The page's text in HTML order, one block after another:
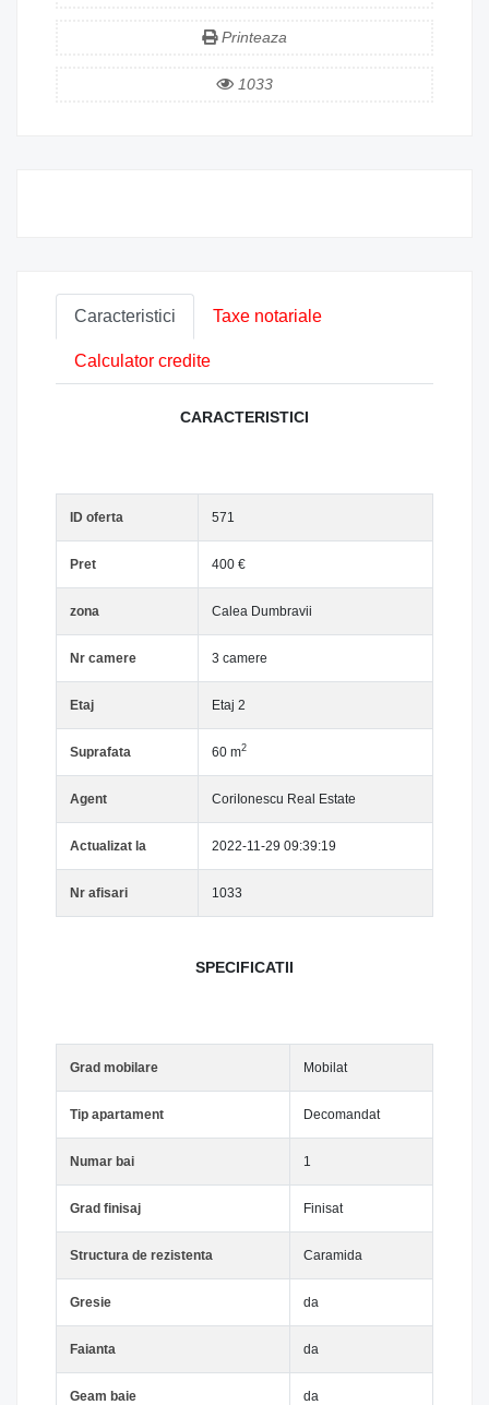
Printeaza
1033
Caracteristici Taxe notariale
Calculator credite
CARACTERISTICI
ID oferta 571
Pret 400 €
zona Calea Dumbravii
Nr camere 3 camere
Etaj Etaj 2
Suprafata 60 m2
Agent CoriIonescu Real Estate
Actualizat la 2022-11-29 09:39:19
Nr afisari 1033
SPECIFICATII
Grad mobilare Mobilat
Tip apartament Decomandat
Numar bai 1
Grad finisaj Finisat
Structura de rezistenta Caramida
Gresie da
Faianta da
Geam baie da